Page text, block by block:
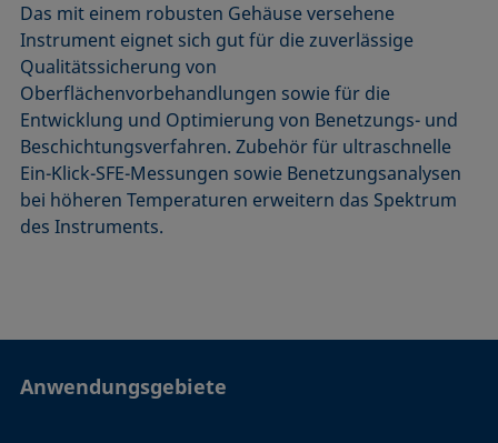
Das mit einem robusten Gehäuse versehene
Instrument eignet sich gut für die zuverlässige
Qualitätssicherung von
Oberflächenvorbehandlungen sowie für die
Entwicklung und Optimierung von Benetzungs- und
Beschichtungsverfahren. Zubehör für ultraschnelle
Ein-Klick-SFE-Messungen sowie Benetzungsanalysen
bei höheren Temperaturen erweitern das Spektrum
des Instruments.
Anwendungsgebiete